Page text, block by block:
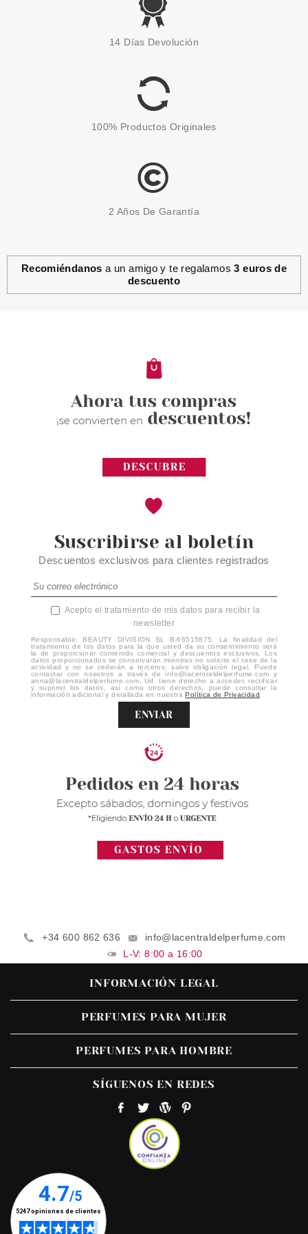
ANNE MOLLER
RADIANCE FIRMING MASK 50
17.99€
SENSAI-KANEBO
136.54€
14 Días Devolución
100% Productos Originales
2 Años De Garantía
Recomiéndanos a un amigo y te regalamos3 euros de
descuento
Suscribirse al boletín
Descuentos exclusivos para clientes registrados
Acepto el tratamiento de mis datos para recibir la
newsletter
Responsable: BEAUTY DIVISION SL B-66515875. La finalidad del
tratamiento de los datos para la que usted da su consentimiento será
la de proporcionar contenido comercial y descuentos exclusivos. Los
datos proporcionados se conservarán mientras no solicite el cese de la
actividad y no se cederán a terceros, salvo obligación legal. Puede
contactar con nosotros a través de info@lacentraldelperfume.com y
anna@lacentraldelperfume.com. Ud. tiene derecho a acceder, rectificar
y suprimir los datos, así como otros derechos, puede consultar la
información adicional y detallada en nuestraPolítica de Privacidad.
ENVIAR
+34 600 862 636
info@lacentraldelperfume.com
L-V: 8:00 a 16:00
INFORMACIÓN LEGAL
PERFUMES PARA MUJER
PERFUMES PARA HOMBRE
SÍGUENOS EN REDES